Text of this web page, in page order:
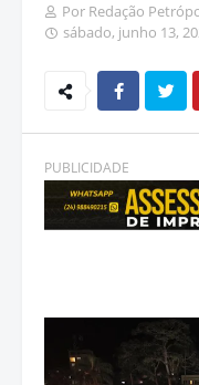
Por Redação
sábado, junho 13,
PUBLICIDADE